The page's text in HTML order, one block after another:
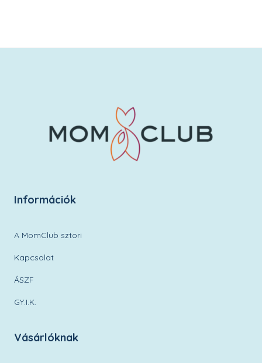
Információk
A MomClub sztori
Kapcsolat
ÁSZF
GY.I.K.
Vásárlóknak